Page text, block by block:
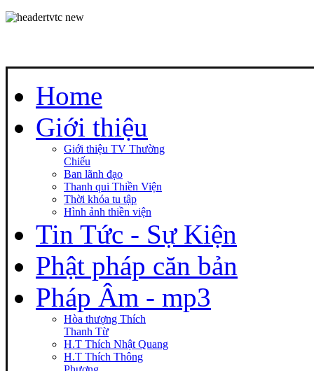
Home
Giới thiệu
Giới thiệu TV Thường
Chiếu
Ban lãnh đạo
Thanh qui Thiền Viện
Thời khóa tu tập
Hình ảnh thiền viện
Tin Tức - Sự Kiện
Phật pháp căn bản
Pháp Âm - mp3
Hòa thượng Thích
Thanh Từ
H.T Thích Nhật Quang
H.T Thích Thông